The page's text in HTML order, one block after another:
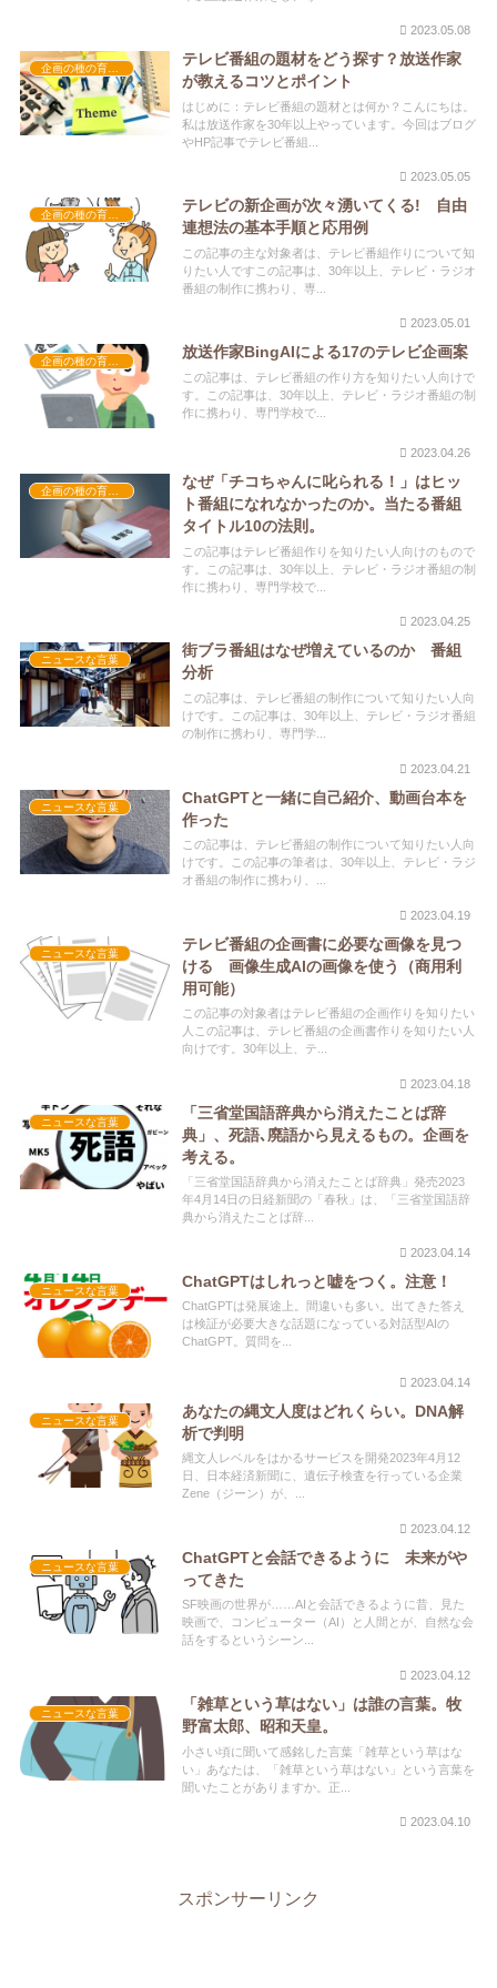
2023.05.08
テレビ番組の題材をどう探す？放送作家
が教えるコツとポイント
はじめに：テレビ番組の題材とは何か？こんにちは。
私は放送作家を30年以上やっています。今回はブログ
やHP記事でテレビ番組...
2023.05.05
企画の種の育て方
テレビの新企画が次々湧いてくる! 自由
連想法の基本手順と応用例
この記事の主な対象者は、テレビ番組作りについて知
りたい人ですこの記事は、30年以上、テレビ・ラジオ
番組の制作に携わり、専...
2023.05.01
企画の種の育て方
放送作家BingAIによる17のテレビ企画案
この記事は、テレビ番組の作り方を知りたい人向けで
す。この記事は、30年以上、テレビ・ラジオ番組の制
作に携わり、専門学校で...
2023.04.26
企画の種の育て方
なぜ「チコちゃんに叱られる！」はヒッ
ト番組になれなかったのか。当たる番組
タイトル10の法則。
この記事はテレビ番組作りを知りたい人向けのもので
す。この記事は、30年以上、テレビ・ラジオ番組の制
作に携わり、専門学校で...
2023.04.25
ニュースな言葉
街ブラ番組はなぜ増えているのか 番組
分析
この記事は、テレビ番組の制作について知りたい人向
けです。この記事は、30年以上、テレビ・ラジオ番組
の制作に携わり、専門学...
2023.04.21
ニュースな言葉
ChatGPTと一緒に自己紹介、動画台本を
作った
この記事は、テレビ番組の制作について知りたい人向
けです。この記事の筆者は、30年以上、テレビ・ラジ
オ番組の制作に携わり、...
2023.04.19
ニュースな言葉
テレビ番組の企画書に必要な画像を見つ
ける 画像生成AIの画像を使う（商用利
用可能）
この記事の対象者はテレビ番組の企画作りを知りたい
人この記事は、テレビ番組の企画書作りを知りたい人
向けです。30年以上、テ...
2023.04.18
ニュースな言葉
「三省堂国語辞典から消えたことば辞
典」、死語､廃語から見えるもの。企画を
考える。
「三省堂国語辞典から消えたことば辞典」発売2023
年4月14日の日経新聞の「春秋」は、「三省堂国語辞
典から消えたことば辞...
2023.04.14
ニュースな言葉
ChatGPTはしれっと嘘をつく。注意！
ChatGPTは発展途上。間違いも多い。出てきた答え
は検証が必要大きな話題になっている対話型AIの
ChatGPT。質問を...
2023.04.14
ニュースな言葉
あなたの縄文人度はどれくらい。DNA解
析で判明
縄文人レベルをはかるサービスを開発2023年4月12
日、日本経済新聞に、遺伝子検査を行っている企業
Zene（ジーン）が、...
2023.04.12
ニュースな言葉
ChatGPTと会話できるように 未来がや
ってきた
SF映画の世界が……AIと会話できるように昔、見た
映画で、コンピューター（AI）と人間とが、自然な会
話をするというシーン...
2023.04.12
ニュースな言葉
「雑草という草はない」は誰の言葉。牧
野富太郎、昭和天皇。
小さい頃に聞いて感銘した言葉「雑草という草はな
い」あなたは、「雑草という草はない」という言葉を
聞いたことがありますか。正...
2023.04.10
スポンサーリンク